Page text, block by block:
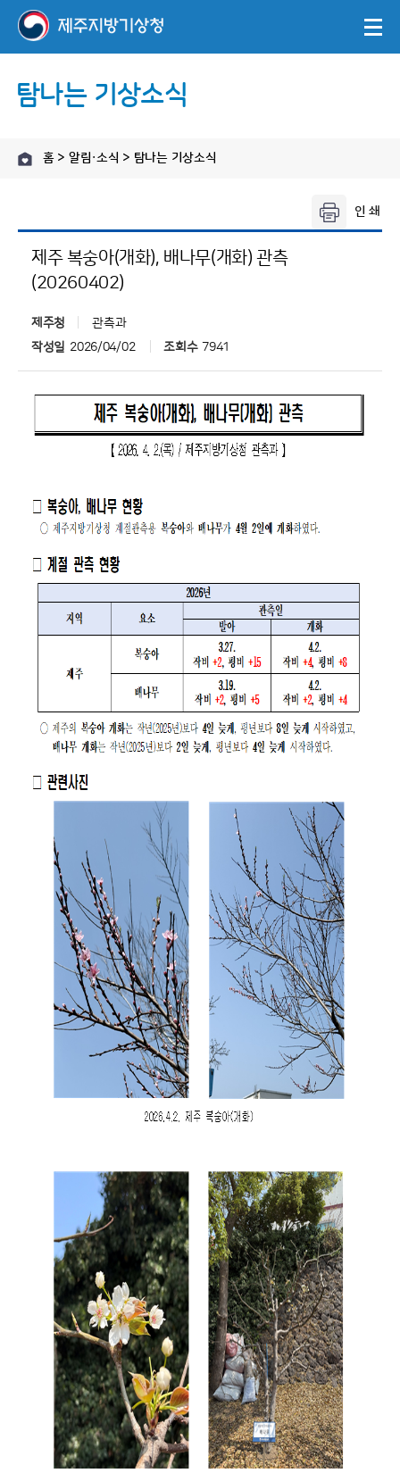
탐나는 기상소식
홈 > 알림·소식 > 탐나는 기상소식
제주 복숭아(개화), 배나무(개화) 관측
(20260402)
제주청
관측과
작성일 2026/04/02 조회수 7941